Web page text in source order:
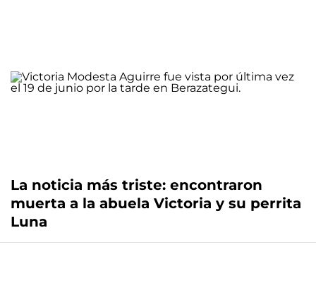
La noticia más triste: encontraron
muerta a la abuela Victoria y su perrita
Luna